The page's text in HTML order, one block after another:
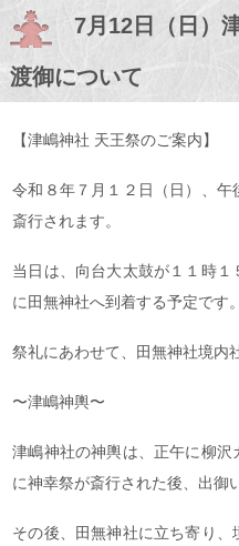
7月12日（日）
渡御について
【津嶋神社 天王祭のご案内】
令和８年７月１２日（日）、
斎行されます。
当日は、向台大太鼓が１１時
に田無神社へ到着する予定です。
祭礼にあわせて、田無神社境内
〜津嶋神輿〜
津嶋神社の神輿は、正午に柳
に神幸祭が斎行された後、出御
その後、田無神社に立ち寄り